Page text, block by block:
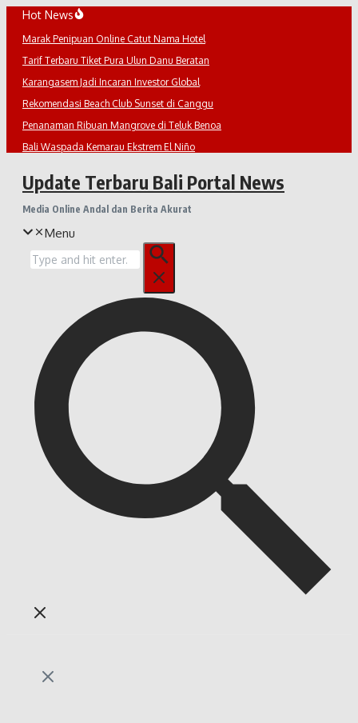
Lewati
konten
Hot News
Marak Penipuan Online Catut Nama Hotel
Tarif Terbaru Tiket Pura Ulun Danu Beratan
Karangasem Jadi Incaran Investor Global
Rekomendasi Beach Club Sunset di Canggu
Penanaman Ribuan Mangrove di Teluk Benoa
Bali Waspada Kemarau Ekstrem El Niño
Update Terbaru Bali Portal News
Media Online Andal dan Berita Akurat
Menu
Pencarian
untuk: